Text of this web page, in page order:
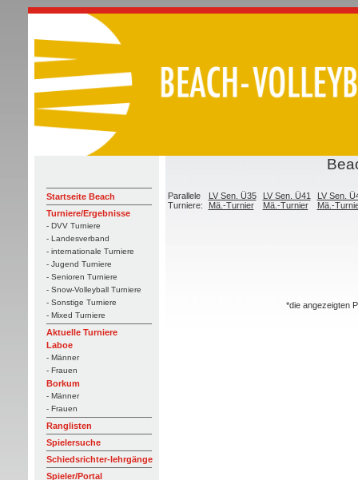
Startseite Beach
Turniere/Ergebnisse
- DVV Turniere
- Landesverband
- internationale Turniere
- Jugend Turniere
- Senioren Turniere
- Snow-Volleyball Turniere
- Sonstige Turniere
- Mixed Turniere
Aktuelle Turniere
Laboe
- Männer
- Frauen
Borkum
- Männer
- Frauen
Ranglisten
Spielersuche
Schiedsrichter-lehrgänge
Spieler/Portal
Parallele
Turniere:
LV Sen. Ü35
Mä.-Turnier
LV Sen. Ü41
Mä.-Turnier
LV Sen.
Mä.-
*die angezeigten